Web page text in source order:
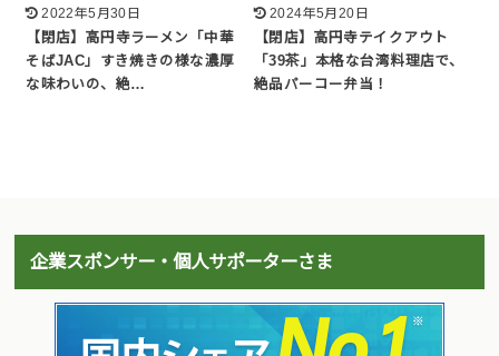
2022年5月30日
【閉店】高円寺ラーメン「中華
そばJAC」すき焼きの様な濃厚
な味わいの、絶…
2024年5月20日
【閉店】高円寺テイクアウト
「39茶」本格な台湾料理店で、
絶品パーコー弁当！
企業スポンサー・個人サポーターさま